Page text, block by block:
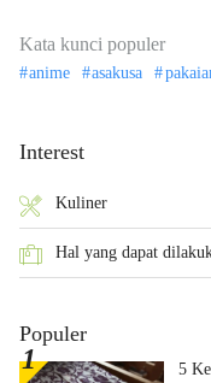
Kata kunci populer
anime asakusa
Interest
Kuliner
Hal yang dapat
Populer
5